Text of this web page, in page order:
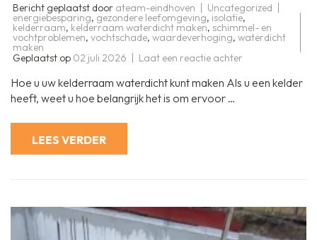
Bericht geplaatst door ateam-eindhoven Uncategorized
energiebesparing, gezondere leefomgeving, isolatie,
kelderraam, kelderraam waterdicht maken, schimmel- en
vochtproblemen, vochtschade, waardeverhoging, waterdicht
maken
Geplaatst op 02 juli 2026 Laat een reactie achter
Kelderraam
Hoe u uw kelderraam waterdicht kunt maken Als u een kelder
heeft, weet u hoe belangrijk het is om ervoor …
LEES VERDER